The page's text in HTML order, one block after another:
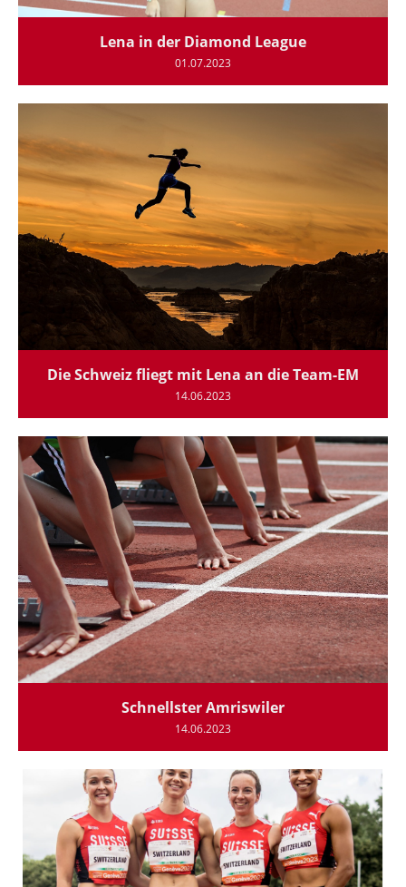
Lena in der Diamond League
01.07.2023
Die Schweiz fliegt mit Lena an die Team-EM
14.06.2023
Schnellster Amriswiler
14.06.2023